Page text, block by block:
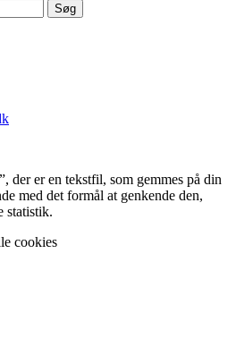
Søg
der er en tekstfil, som gemmes på din
med det formål at genkende den,
statistik.
cookies